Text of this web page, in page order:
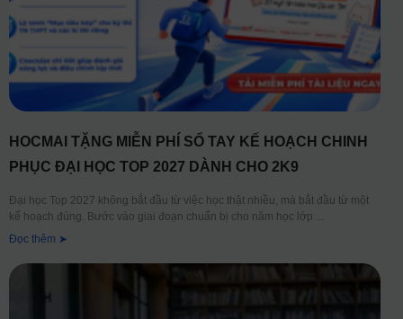
HOCMAI TẶNG MIỄN PHÍ SỔ TAY KẾ HOẠCH CHINH
PHỤC ĐẠI HỌC TOP 2027 DÀNH CHO 2K9
Đại học Top 2027 không bắt đầu từ việc học thật nhiều, mà bắt đầu từ một
kế hoạch đúng. Bước vào giai đoạn chuẩn bị cho năm học lớp
Đọc thêm ➤